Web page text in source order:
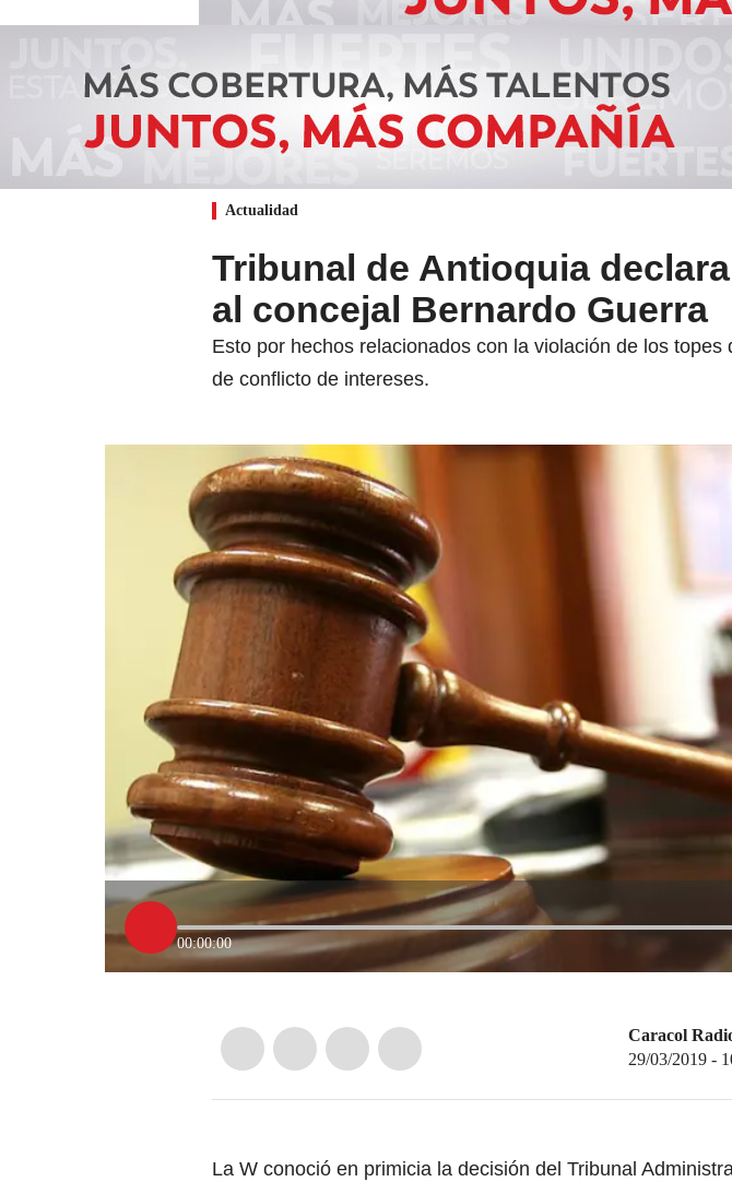
Actualidad
Tribunal de Antioquia
al concejal Bernardo Guerra
Esto por hechos relacionados con la violación de los
de conflicto de intereses.
00:00:00
Caracol
29/03/2019 -
La W conoció en primicia la decisión del Tribunal